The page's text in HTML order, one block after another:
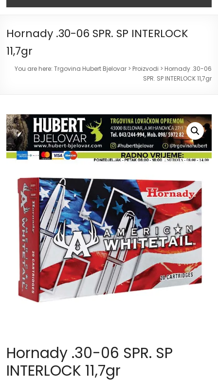
Hornady .30-06 SPR. SP INTERLOCK
11,7gr
You are here: Trgovina Hubert Bjelovar> Proizvodi > Hornady .30-06
SPR. SP INTERLOCK 11,7gr
Hornady .30-06 SPR. SP
INTERLOCK 11,7gr